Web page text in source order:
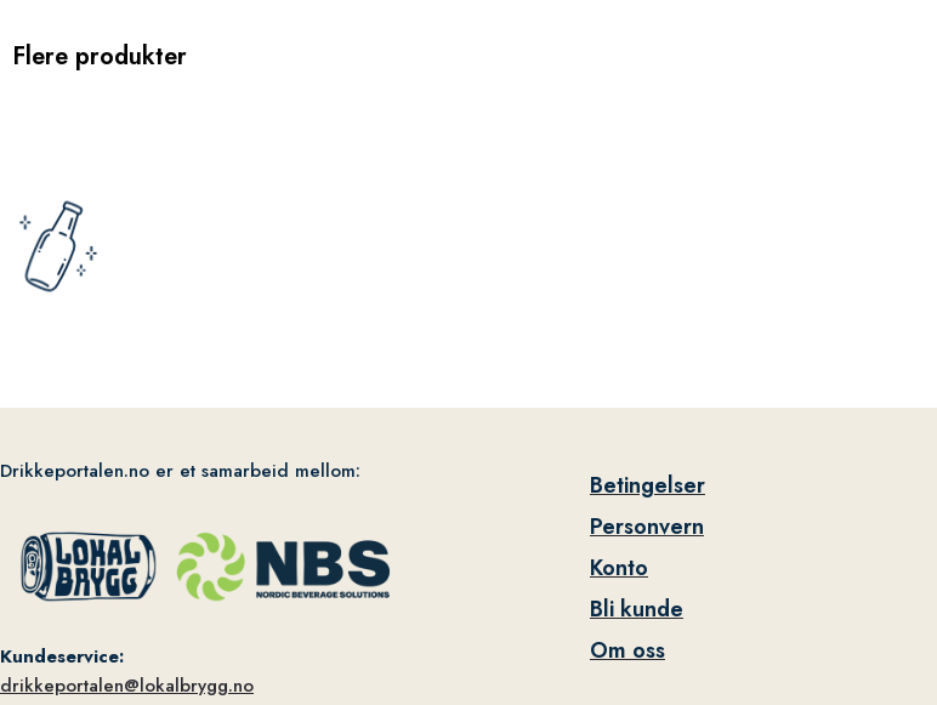
Flere produkter
Drikkeportalen.no er et samarbeid mellom:
Kundeservice:
drikkeportalen@lokalbrygg.no
Betingelser
Personvern
Konto
Bli kunde
Om oss